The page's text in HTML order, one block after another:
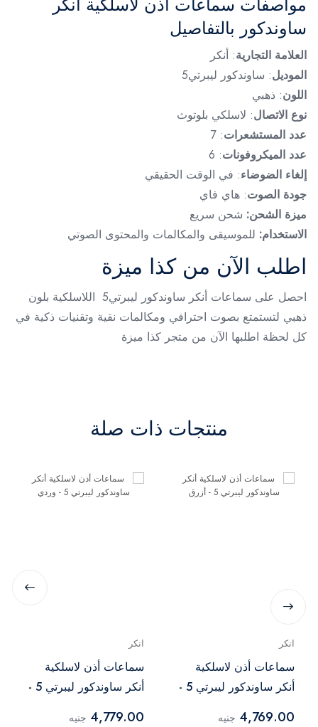
ساوندكور بالتفاصيل
العلامة التجارية: أنكر
الموديل: ساوندكور ليبرتي5
اللون: ذهبي
نوع الاتصال: لاسلكي بلوتوث
عدد المستشعرات: 7
عدد الميكروفونات: 6
إلغاء الضوضاء: في الوقت الحقيقي
جودة الصوت: هاي فاي
ميزة الشحن: شحن سريع
الاستخدام: للموسيقى والمكالمات والمحتوى الصوتي
اطلب الآن من كذا ميزة
احصل على سماعات أنكر ساوندكور ليبرتي5 اللاسلكية بلون
ذهبي لتستمتع بصوت احترافي ومكالمات نقية وتقنيات ذكية في
كل لحظة اطلبها الآن من متجر كذا ميزة
منتجات ذات صلة
انكر
سماعات أذن لاسلكية
أنكر ساوندكور ليبرتي 5 -
4,769.00 جنيه
انكر
سماعات أذن لاسلكية
أنكر ساوندكور ليبرتي 5 -
4,779.00 جنيه